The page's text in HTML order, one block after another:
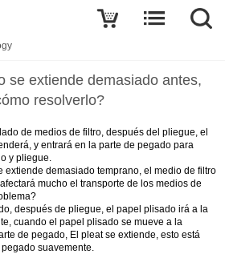
se extiende demasiado antes,
resolverlo?
de medios de filtro, después del pliegue, el
y entrará en la parte de pegado para
y pliegue.
extiende demasiado temprano, el medio de filtro
mucho el transporte de los medios de
después de pliegue, el papel plisado irá a la
cuando el papel plisado se mueve a la
de pegado, El pleat se extiende, esto está
suavemente.